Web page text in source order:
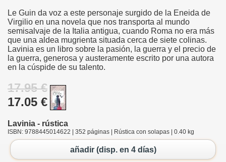
Le Guin da voz a este personaje surgido de la Eneida de
Virgilio en una novela que nos transporta al mundo
semisalvaje de la Italia antigua, cuando Roma no era más
que una aldea mugrienta situada cerca de siete colinas.
Lavinia es un libro sobre la pasión, la guerra y el precio de
la guerra, generosa y austeramente escrito por una autora
en la cúspide de su talento.
17.95 €
17.05 €
Lavinia - rústica
ISBN: 9788445014622 | 352 páginas | Rústica con solapas | 0.40 kg
añadir (disp. en 4 días)